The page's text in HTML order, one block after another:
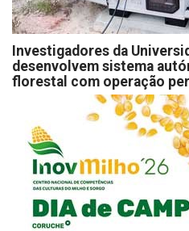
Investigadores da
desenvolvem sistema
florestal com operação